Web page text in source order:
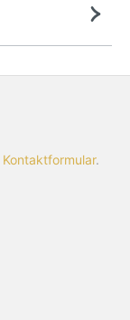
Kontaktformular.